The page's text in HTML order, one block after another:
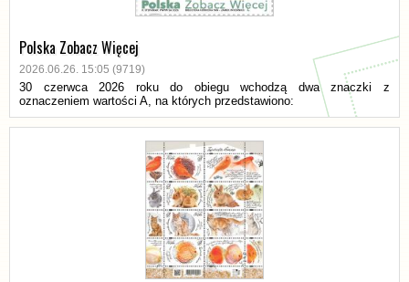
Polska Zobacz Więcej
2026.06.26. 15:05 (9719)
30 czerwca 2026 roku do obiegu wchodzą dwa znaczki z
oznaczeniem wartości A, na których przedstawiono: